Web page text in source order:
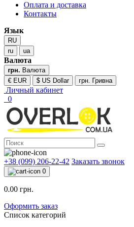
Оплата и доставка
Контакты
Язык
RU
ru
ua
Валюта
грн. Валюта
€ EUR
$ US Dollar грн. Гривна
Личный кабинет
0
+38 (099) 206-22-42 Заказать звонок
0
0.00 грн.
Оформить заказ
Список категорий